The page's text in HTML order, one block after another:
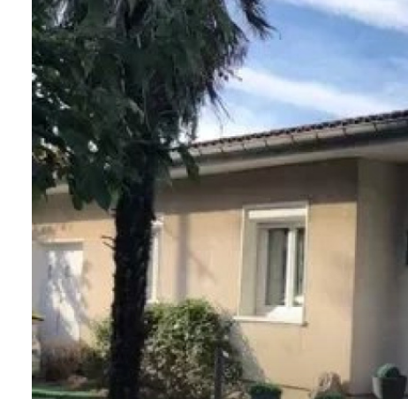
AGENCES
CONTACT